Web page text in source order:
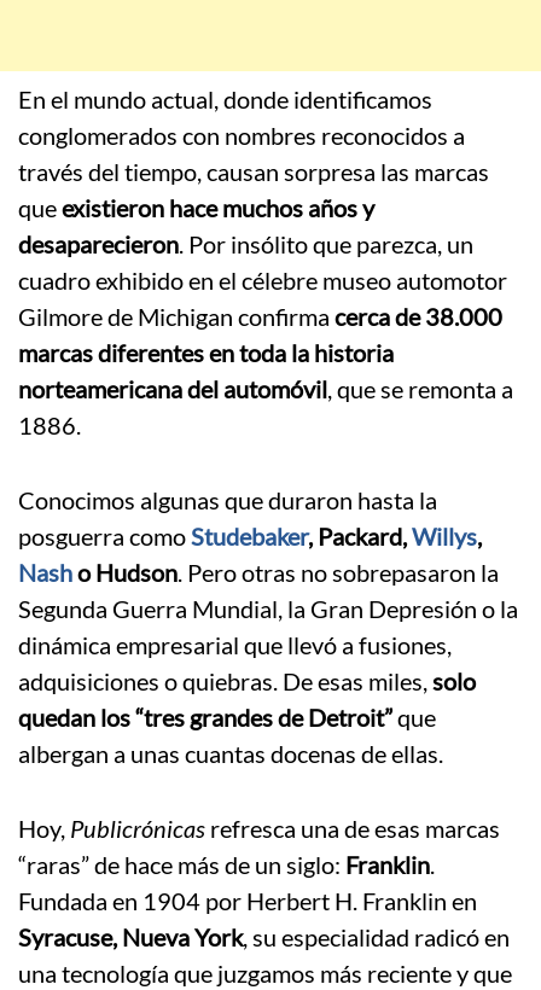
En el mundo actual, donde identificamos
conglomerados con nombres reconocidos a
través del tiempo, causan sorpresa las marcas
queexistieron hace muchos años y
desaparecieron. Por insólito que parezca, un
cuadro exhibido en el célebre museo automotor
Gilmore de Michigan confirma cerca de 38.000
marcas diferentes en toda la historia
norteamericana del automóvil, que se remonta a
1886.
Conocimos algunas que duraron hasta la
posguerra comoStudebaker, Packard,Willys,
Nasho Hudson. Pero otras no sobrepasaron la
Segunda Guerra Mundial, la Gran Depresión o la
dinámica empresarial que llevó a fusiones,
adquisiciones o quiebras. De esas miles,solo
quedan los “tres grandes de Detroit”que
albergan a unas cuantas docenas de ellas.
Hoy, Publicrónicas refresca una de esas marcas
“raras” de hace más de un siglo: Franklin.
Fundada en 1904 por Herbert H. Franklin en
Syracuse, Nueva York, su especialidad radicó en
una tecnología que juzgamos más reciente y que